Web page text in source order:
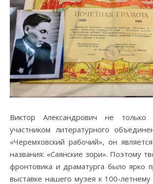
Виктор Александрович не
участником литературного
«Черемховский рабочий», он
названия: «Саянские зори». Поэтому
фронтовика и драматурга было ярко
выставке нашего музея к 100-